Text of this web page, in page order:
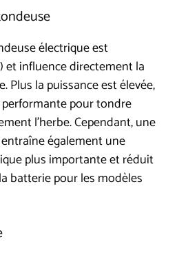
électrique est
et influence directement la
Plus la puissance est élevée,
pour tondre
l’herbe. Cependant, une
également une
plus importante et réduit
batterie pour les modèles